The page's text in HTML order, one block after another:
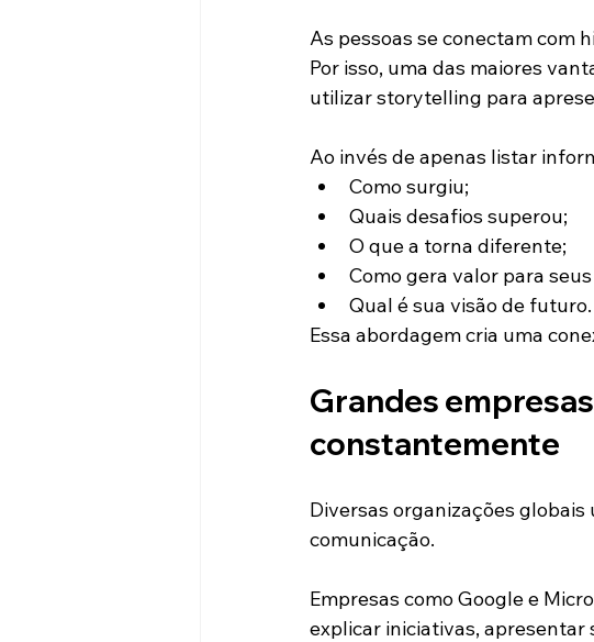
As pessoas se conectam com
Por isso, uma das maiores
utilizar storytelling para
Ao invés de apenas listar
Como surgiu;
Quais desafios superou;
O que a torna diferente;
Como gera valor para
Qual é sua visão de futuro.
Essa abordagem cria uma
Grandes
constantemente
Diversas organizações
comunicação.
Empresas como Google e
explicar iniciativas, apresentar